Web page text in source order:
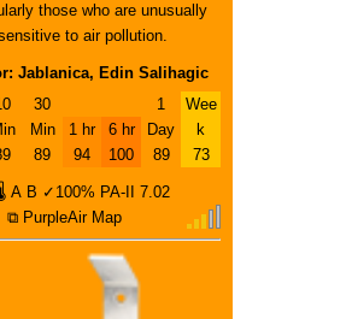
those who are unusually
to air pollution.
Jablanica, Edin Salihagic
30
Min
89
1 hr
94
6 hr
100
1
Day
89
Wee
k
73
A B ✓100% PA-II
7.02
⧉ PurpleAir Map